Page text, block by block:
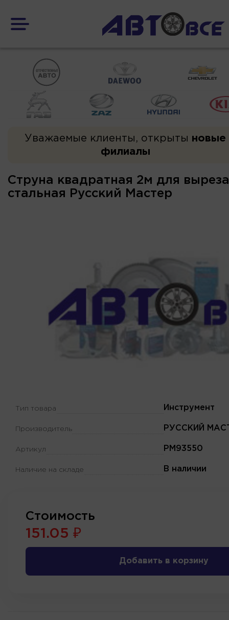
Уважаемые клиенты, открыты новые
филиалы
Струна квадратная 2м для
стальная Русский Мастер
Тип товара Инструмент
Производитель РУССКИЙ
Артикул РМ93550
Наличие на складе В наличии
Стоимость
151.05 ₽
Добавить в корзину